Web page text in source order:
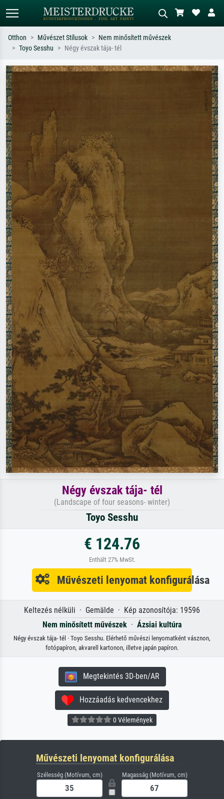
Keressen művész, műcím vagy stílus
Írja le a jelenetet – pl. zöld rét, sok
piros absztrakt, sötét olajkép, álló akt
Otthon Művészet Stílusok
Nem minősített művészek
Toyo Sesshu
Négy évszak tája- tél
Négy évszak tája- tél
(Landscape of four seasons- winter)
Toyo Sesshu
€ 124.76
Enthält 27% MwSt.
Művészeti lenyomat konfigurálása
Keltezés nélküli · Gemälde · Kép azonosítója: 19596
Nem minősített művészek· Ázsiai kultúra
Négy évszak tája- tél · Toyo Sesshu. Elérhető művészi lenyomatként vásznon,
fotópapíron, akvarell kartonon, illetve japán papíron.
Megtekintés 3D-ben/AR
Hozzáadás kedvencekhez
0 Vélemények
Művészeti lenyomat konfigurálása
Szélesség (Motívum, cm) Magasság (Motívum, cm)